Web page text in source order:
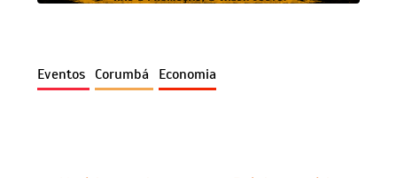
Eventos Corumbá Economia